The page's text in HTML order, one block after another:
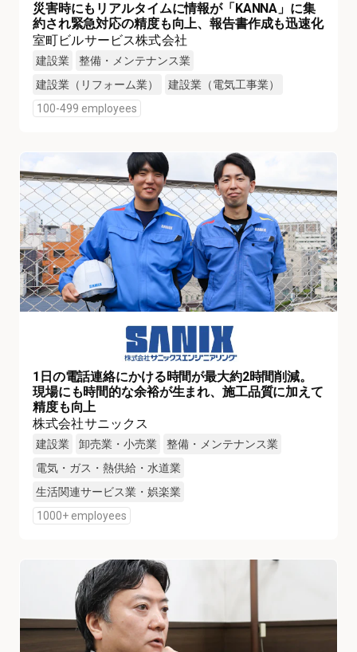
災害時にもリアルタイムに情報が「KANNA」に集
約され緊急対応の精度も向上、報告書作成も迅速化
室町ビルサービス株式会社
建設業
整備・メンテナンス業
建設業（リフォーム業）
建設業（電気工事業）
100-499 employees
1日の電話連絡にかける時間が最大約2時間削減。
現場にも時間的な余裕が生まれ、施工品質に加えて
精度も向上
株式会社サニックス
建設業 卸売業・小売業
整備・メンテナンス業
電気・ガス・熱供給・水道業
生活関連サービス業・娯楽業
1000+ employees